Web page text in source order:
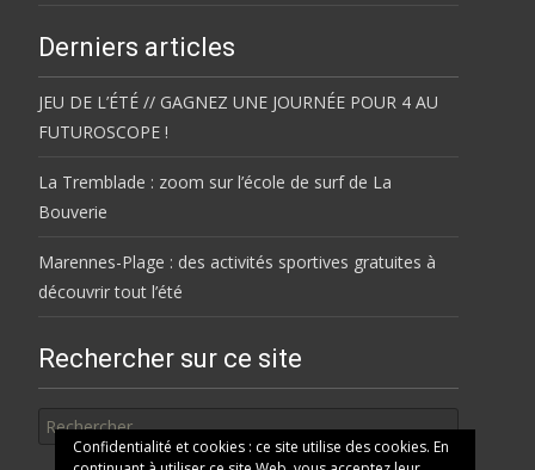
Derniers articles
JEU DE L’ÉTÉ // GAGNEZ UNE JOURNÉE POUR 4 AU
FUTUROSCOPE !
La Tremblade : zoom sur l’école de surf de La
Bouverie
Marennes-Plage : des activités sportives gratuites à
découvrir tout l’été
Rechercher sur ce site
Confidentialité et cookies : ce site utilise des cookies. En